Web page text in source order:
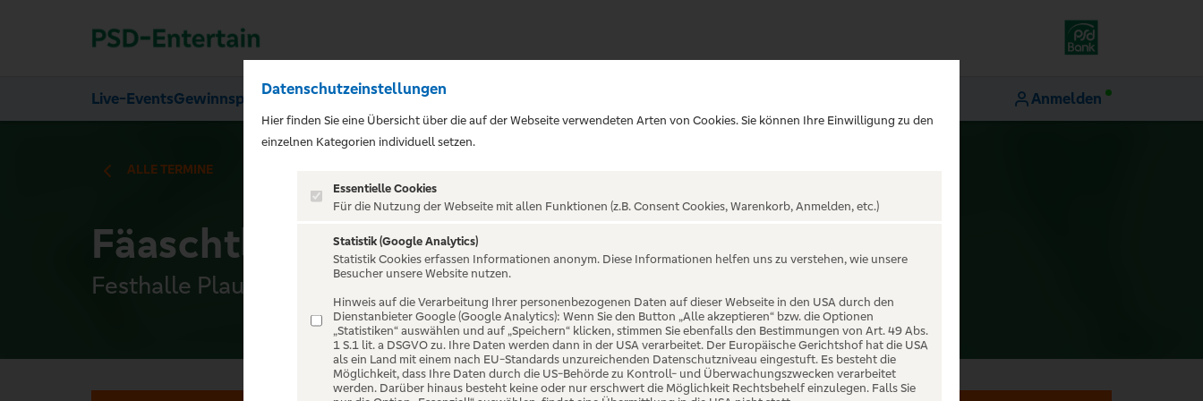
Live-EventsGewinnspieleÜber uns Anmelden
ALLE TERMINE
Fäaschtbänkler
Festhalle Plauen, Plauen
Datenschutzeinstellungen
Hier finden Sie eine Übersicht über die auf der Webseite verwendeten Arten von Cookies. Sie können Ihre Einwilligung zu den
einzelnen Kategorien individuell setzen.
Essentielle Cookies
Für die Nutzung der Webseite mit allen Funktionen (z.B. Consent Cookies, Warenkorb, Anmelden, etc.)
Statistik (Google Analytics)
Statistik Cookies erfassen Informationen anonym. Diese Informationen helfen uns zu verstehen, wie unsere
Besucher unsere Website nutzen.
Hinweis auf die Verarbeitung Ihrer personenbezogenen Daten auf dieser Webseite in den USA durch den
Dienstanbieter Google (Google Analytics): Wenn Sie den Button „Alle akzeptieren“ bzw. die Optionen
„Statistiken“ auswählen und auf „Speichern“ klicken, stimmen Sie ebenfalls den Bestimmungen von Art. 49 Abs.
1 S.1 lit. a DSGVO zu. Ihre Daten werden dann in der USA verarbeitet. Der Europäische Gerichtshof hat die USA
als ein Land mit einem nach EU-Standards unzureichenden Datenschutzniveau eingestuft. Es besteht die
Möglichkeit, dass Ihre Daten durch die US-Behörde zu Kontroll- und Überwachungszwecken verarbeitet
werden. Darüber hinaus besteht keine oder nur erschwert die Möglichkeit Rechtsbehelf einzulegen. Falls Sie